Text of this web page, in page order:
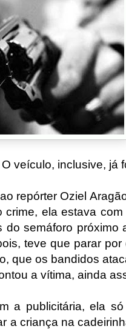
veículo, inclusive, já
repórter Oziel
crime, ela estava
do semáforo próximo
teve que parar
que os bandidos
a vítima, ainda
a publicitária, ela
a criança na